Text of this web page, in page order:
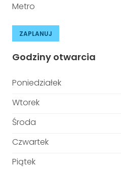
Metro
ZAPLANUJ
Godziny otwarcia
Poniedziałek
Wtorek
Środa
Czwartek
Piątek